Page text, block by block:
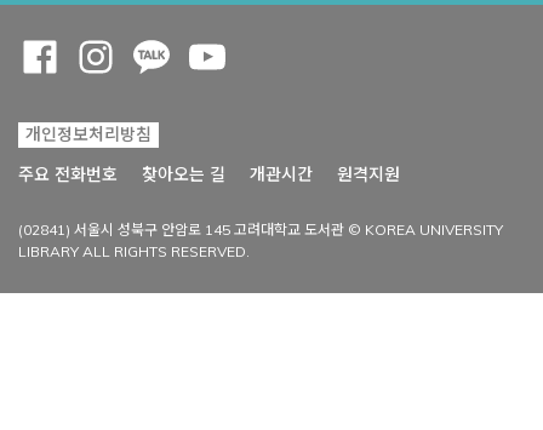
개인정보처리방침
주요 전화번호
찾아오는 길 개관시간 원격지원
(02841) 서울시 성북구 안암로 145 고려대학교 도서관 © KOREA UNIVERSITY
LIBRARY ALL RIGHTS RESERVED.
Opens a new window
Opens a new window
Opens a new window